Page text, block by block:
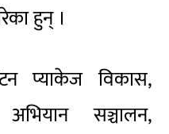
हुन् ।
प्याकेज विकास,
सञ्चालन,